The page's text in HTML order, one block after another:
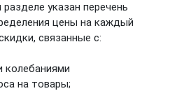
указан перечень
цены на каждый
связанные с:
колебаниями
на товары;